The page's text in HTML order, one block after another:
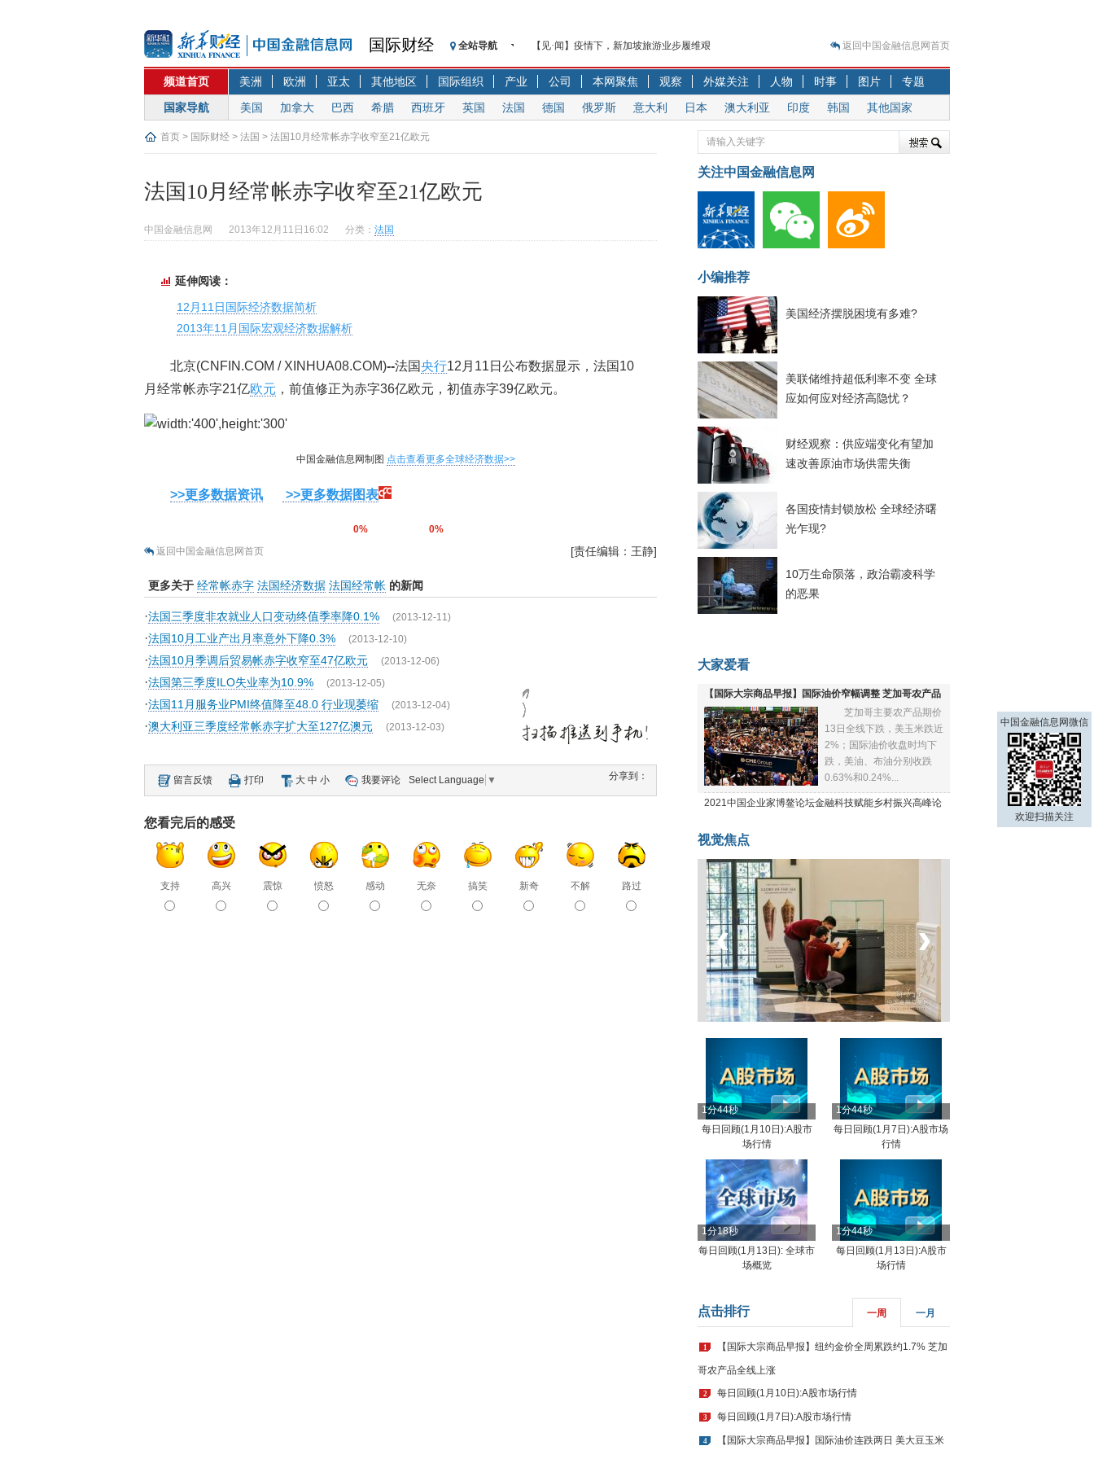
国际财经 全站导航
【见·闻】疫情下，新加坡旅游业步履维艰
记者手记：疫情下的香港零售业如何浴火重生？
【见·闻】疫情下一家香港传统零售商的转型突围之旅
济安金信：中国基金市场数据分析周报（2020. 07.27—2020.07.31）
【新华财经调查】同业存单、结构性存款玩起“跷跷板” 结构性失衡藏
央行公开市场净投放300亿元 短端资金利率明显下行
基本面及股市双轮冲击 债市回调十年期债表现最弱
沥青期货连续两日涨逾3% 沪银及两粕涨势喜人
恒生聚源：北斗收官之星发射成功，全产业链解析
返回中国金融信息网首页
频道首页 美洲 欧洲 亚太 其他地区 国际组织 产业 公司 本网聚焦 观察 外媒关注 人物 时事 图片
专题
国家导航
美国 加拿大 巴西 希腊 西班牙 英国 法国 德国 俄罗斯 意大利 日本 澳大利亚 印度 韩国 其他国家
首页 > 国际财经 > 法国 > 法国10月经常帐赤字收窄至21亿欧元
法国10月经常帐赤字收窄至21亿欧元
中国金融信息网 2013年12月11日16:02 分类： 法国
延伸阅读：
12月11日国际经济数据简析
2013年11月国际宏观经济数据解析
北京(CNFIN.COM / XINHUA08.COM)--法国央行12月11日公布数据显示，法国10
月经常帐赤字21亿欧元 ，前值修正为赤字36亿欧元，初值赤字39亿欧元。
中国金融信息网制图 点击查看更多全球经济数据>>
>>更多数据资讯 >>更多数据图表
0%
0%
返回中国金融信息网首页
[责任编辑：王静]
更多关于 经常帐赤字 法国经济数据 法国经常帐 的新闻
·法国三季度非农就业人口变动终值季率降0.1% (2013-12-11)
·法国10月工业产出月率意外下降0.3% (2013-12-10)
·法国10月季调后贸易帐赤字收窄至47亿欧元 (2013-12-06)
·法国第三季度ILO失业率为10.9% (2013-12-05)
·法国11月服务业PMI终值降至48.0 行业现萎缩 (2013-12-04)
·澳大利亚三季度经常帐赤字扩大至127亿澳元 (2013-12-03)
留言反馈 打印 大 中 小 我要评论 Select Language ▼ 分享到：
您看完后的感受
支持 高兴 震惊 愤怒 感动 无奈 搞笑 新奇 不解 路过
关注中国金融信息网
小编推荐
美国经济摆脱困境有多难?
美联储维持超低利率不变 全球
应如何应对经济高隐忧？
财经观察：供应端变化有望加
速改善原油市场供需失衡
各国疫情封锁放松 全球经济曙
光乍现?
10万生命陨落，政治霸凌科学
的恶果
大家爱看
【国际大宗商品早报】国际油价窄幅调整 芝加哥农产品
全线下跌
芝加哥主要农产品期价
13日全线下跌，美玉米跌近
2%；国际油价收盘时均下
跌，美油、布油分别收跌
0.63%和0.24%...
2021中国企业家博鳌论坛金融科技赋能乡村振兴高峰论
视觉焦点
菲律宾：防疫降级
‹ ›
1分44秒
每日回顾(1月10日):A股市
场行情
1分44秒
每日回顾(1月7日):A股市场
行情
1分18秒
每日回顾(1月13日): 全球市
场概览
1分44秒
每日回顾(1月13日):A股市
场行情
点击排行 一周 一月
1 【国际大宗商品早报】纽约金价全周累跌约1.7% 芝加
哥农产品全线上涨
2 每日回顾(1月10日):A股市场行情
3 每日回顾(1月7日):A股市场行情
4 【国际大宗商品早报】国际油价连跌两日 美大豆玉米
中国金融信息网微信
欢迎扫描关注